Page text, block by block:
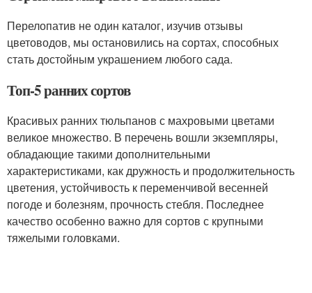
Перелопатив не один каталог, изучив отзывы
цветоводов, мы остановились на сортах, способных
стать достойным украшением любого сада.
Топ-5 ранних сортов
Красивых ранних тюльпанов с махровыми цветами
великое множество. В перечень вошли экземпляры,
обладающие такими дополнительными
характеристиками, как дружность и продолжительность
цветения, устойчивость к переменчивой весенней
погоде и болезням, прочность стебля. Последнее
качество особенно важно для сортов с крупными
тяжелыми головками.